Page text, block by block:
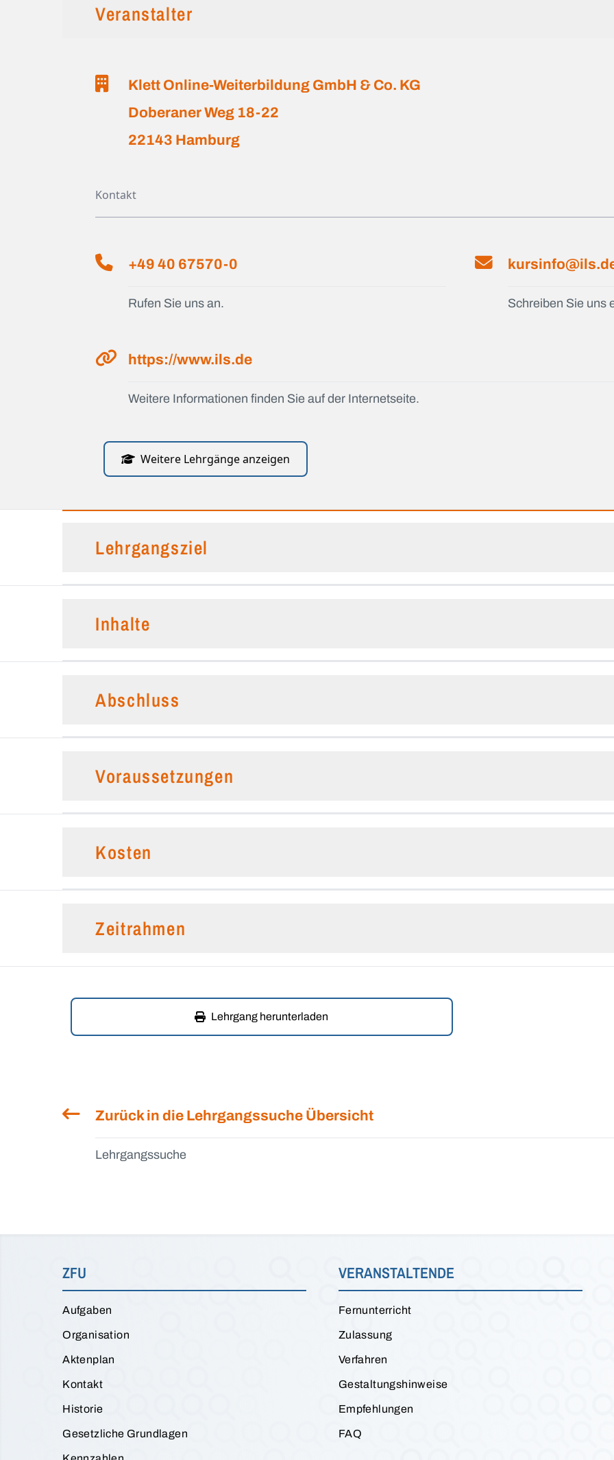
Veranstalter
Klett Online-Weiterbildung GmbH & Co. KG
Doberaner Weg 18-22
22143 Hamburg
Kontakt
+49 40 67570-0
Rufen Sie uns an. Schreiben Sie uns
https://www.ils.de
Weitere Informationen finden Sie auf der Internetseite.
Weitere Lehrgänge anzeigen
Lehrgangsziel
Inhalte
Abschluss
Voraussetzungen
Kosten
Zeitrahmen
Lehrgang herunterladen
Zurück in die Lehrgangssuche Übersicht
Lehrgangssuche
ZFU
Aufgaben
Organisation
Aktenplan
Kontakt
Historie
Gesetzliche Grundlagen
VERANSTALTENDE
Fernunterricht
Zulassung
Verfahren
Gestaltungshinweise
Empfehlungen
FAQ